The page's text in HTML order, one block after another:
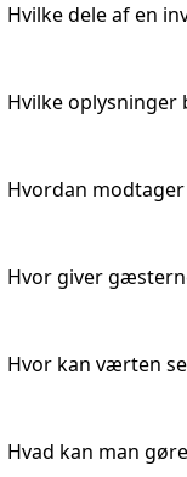
Hvilke dele af en
Hvilke oplysninger
Hvordan
Hvor giver
Hvor kan værten
Hvad kan man